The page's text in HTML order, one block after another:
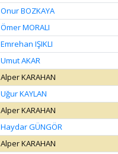
Onur BOZKAYA
Ömer MORALI
Emrehan IŞIKLI
Umut AKAR
Alper KARAHAN
Uğur KAYLAN
Alper KARAHAN
Haydar GÜNGÖR
Alper KARAHAN